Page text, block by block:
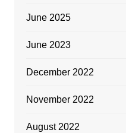
June 2025
June 2023
December 2022
November 2022
August 2022